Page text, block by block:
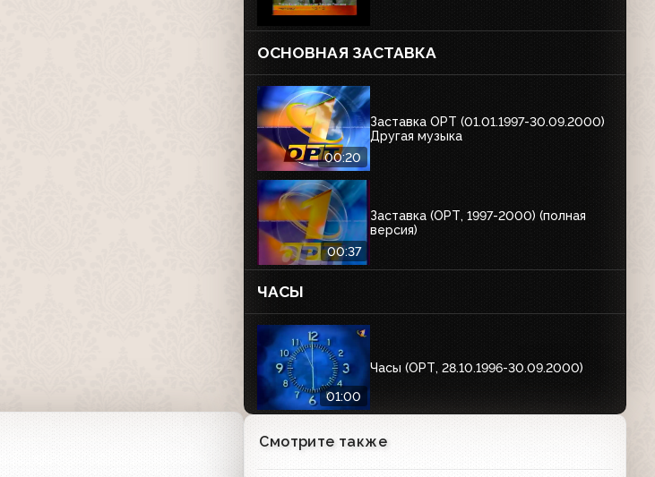
ОСНОВНАЯ ЗАСТАВКА
00:20
Заставка ОРТ (01.01.1997-30.09.2000)
Другая музыка
00:37
Заставка (ОРТ, 1997-2000) (полная
версия)
ЧАСЫ
01:00
Часы (ОРТ, 28.10.1996-30.09.2000)
Утренние
Смотрите также